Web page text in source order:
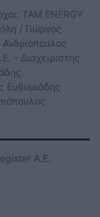
TAM ENERGY
/ Γιώργος
- Διαχειριστής
Ευθυμιάδης
Α.Ε.